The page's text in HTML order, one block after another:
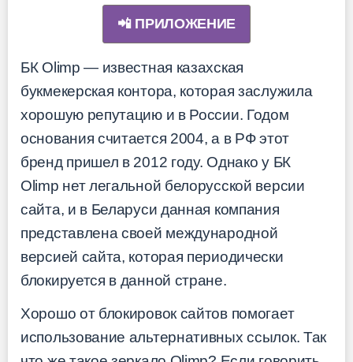
📲 ПРИЛОЖЕНИЕ
БК Olimp — известная казахская
букмекерская контора, которая заслужила
хорошую репутацию и в России. Годом
основания считается 2004, а в РФ этот
бренд пришел в 2012 году. Однако у БК
Olimp нет легальной белорусской версии
сайта, и в Беларуси данная компания
представлена своей международной
версией сайта, которая периодически
блокируется в данной стране.
Хорошо от блокировок сайтов помогает
использование альтернативных ссылок. Так